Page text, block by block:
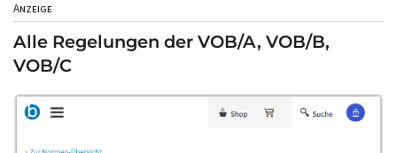
Anzeige
Alle Regelungen der VOB/A, VOB/B,
VOB/C